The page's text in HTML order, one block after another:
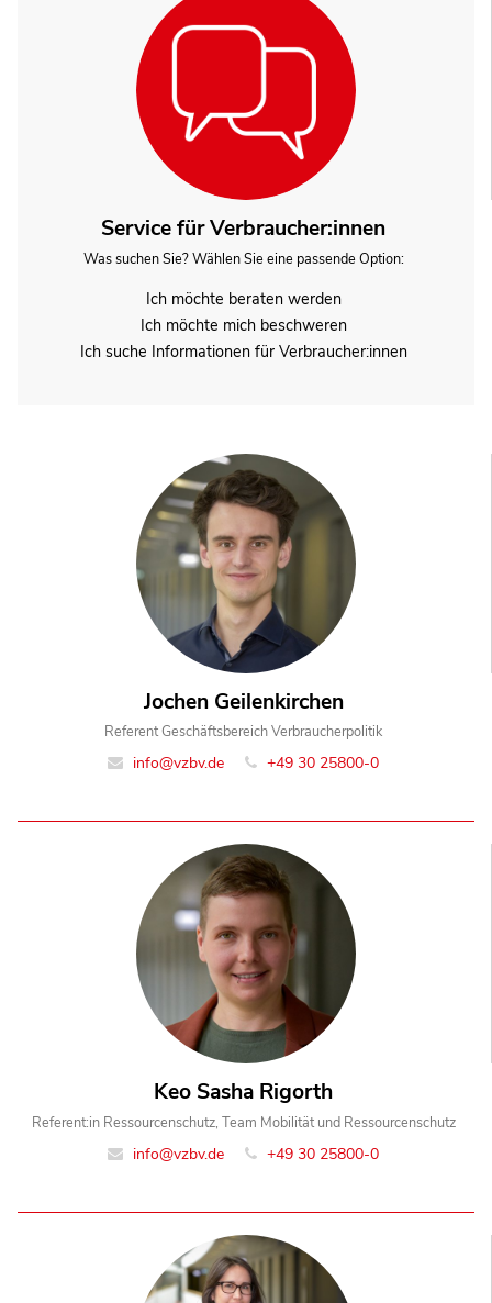
Service für Verbraucher:innen
Was suchen Sie? Wählen Sie eine passende Option:
Ich möchte beraten werden
Ich möchte mich beschweren
Ich suche Informationen für Verbraucher:innen
Jochen Geilenkirchen
Referent Geschäftsbereich Verbraucherpolitik
info@vzbv.de +49 30 25800-0
Keo Sasha Rigorth
Referent:in Ressourcenschutz, Team Mobilität und Ressourcenschutz
info@vzbv.de +49 30 25800-0